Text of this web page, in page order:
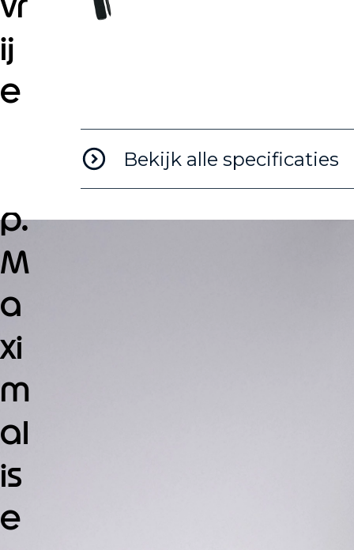
Bekijk alle specificaties
ij
e
p.
M
a
xi
m
al
is
e